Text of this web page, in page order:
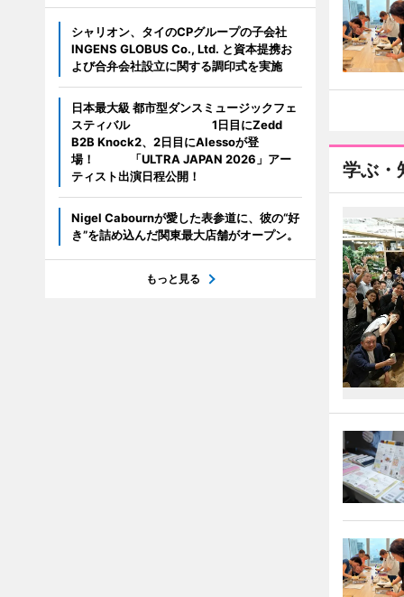
学ぶ・
シャリオン、タイのCPグループの子会社
INGENS GLOBUS Co., Ltd. と資本提携お
よび合弁会社設立に関する調印式を実施
日本最大級 都市型ダンスミュージックフェ
スティバル 1日目にZedd
B2B Knock2、2日目にAlessoが登
場！ 「ULTRA JAPAN 2026」アー
ティスト出演日程公開！
Nigel Cabournが愛した表参道に、彼の“好
き”を詰め込んだ関東最大店舗がオープン。
もっと見る